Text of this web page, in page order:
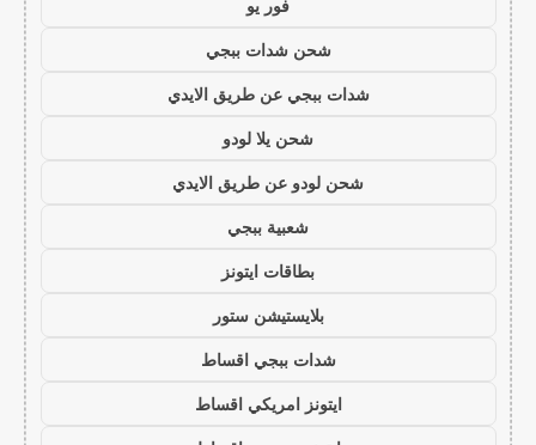
فور يو
شحن شدات ببجي
شدات ببجي عن طريق الايدي
شحن يلا لودو
شحن لودو عن طريق الايدي
شعبية ببجي
بطاقات ايتونز
بلايستيشن ستور
شدات ببجي اقساط
ايتونز امريكي اقساط